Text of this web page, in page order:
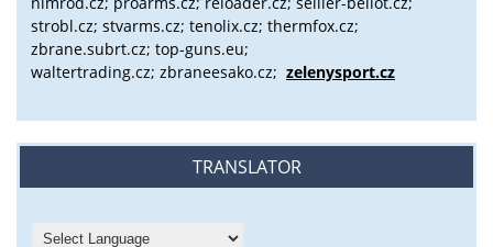
strobl.cz; stvarms.cz; tenolix.cz; thermfox.cz;
zbrane.subrt.cz; top-guns.eu;
waltertrading.cz; zbraneesako.cz; zelenysport.cz
TRANSLATOR